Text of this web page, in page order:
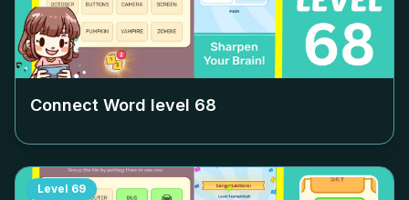
Connect Word level 68
Level 69